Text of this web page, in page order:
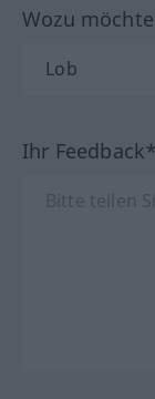
Wozu
Ihr Feedback*